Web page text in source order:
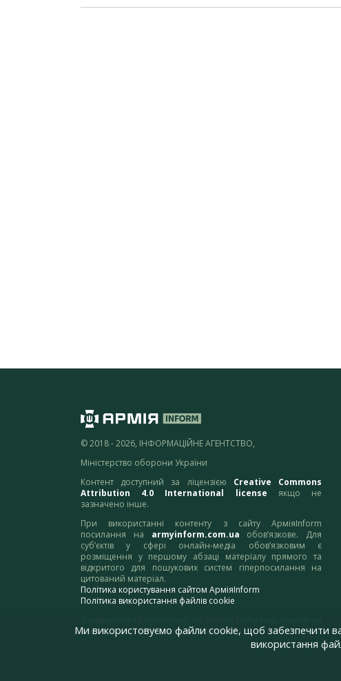
© 2018 - 2026, ІНФОРМАЦІЙНЕ АГЕНТСТВО,
Міністерство оборони України
Контент доступний за ліцензією Creative Commons
Attribution 4.0 International license якщо не
зазначено інше.
При використанні контенту з сайту АрміяInform
посилання на armyinform.com.ua обов’язкове. Для
суб’єктів у сфері онлайн-медіа обов’язковим є
розміщення у першому абзаці матеріалу прямого та
відкритого для пошукових систем гіперпосилання на
цитований матеріал.
Політика користування сайтом АрміяInform
Політика використання файлів cookie
адресу:webmaster@armyinform.com.ua
Ми використовуємо файли cookie, щоб забезпечити
використання